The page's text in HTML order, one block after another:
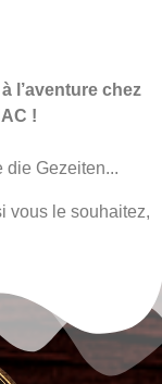
l’aventure chez
!
die Gezeiten...
vous le souhaitez,